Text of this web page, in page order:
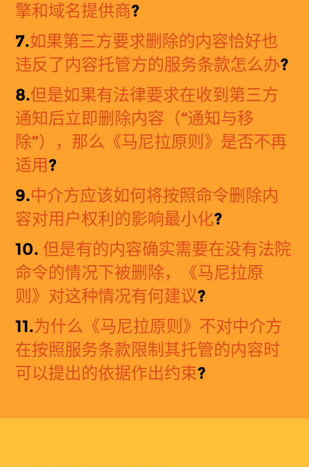
擎和域名提供商?
7.如果第三方要求删除的内容恰好也
违反了内容托管方的服务条款怎么办?
8.但是如果有法律要求在收到第三方
通知后立即删除内容（“通知与移
除”），那么《马尼拉原则》是否不再
适用?
9.中介方应该如何将按照命令删除内
容对用户权利的影响最小化?
10. 但是有的内容确实需要在没有法院
命令的情况下被删除，《马尼拉原
则》对这种情况有何建议?
11.为什么 《马尼拉原则》不对中介方
在按照服务条款限制其托管的内容时
可以提出的依据作出约束?